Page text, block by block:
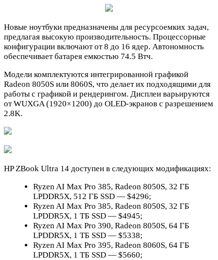
Новые ноутбуки предназначены для ресурсоемких задач,
предлагая высокую производительность. Процессорные
конфигурации включают от 8 до 16 ядер. Автономность
обеспечивает батарея емкостью 74.5 Втч.
Модели комплектуются интегрированной графикой
Radeon 8050S или 8060S, что делает их подходящими для
работы с графикой и рендерингом. Дисплеи варьируются
от WUXGA (1920×1200) до OLED-экранов с разрешением
2.8K.
HP ZBook Ultra 14 доступен в следующих модификациях:
Ryzen AI Max Pro 385, Radeon 8050S, 32 ГБ
LPDDR5X, 512 ГБ SSD — $4296;
Ryzen AI Max Pro 385, Radeon 8050S, 32 ГБ
LPDDR5X, 1 ТБ SSD — $4945;
Ryzen AI Max Pro 390, Radeon 8050S, 64 ГБ
LPDDR5X, 1 ТБ SSD — $5338;
Ryzen AI Max Pro 395, Radeon 8060S, 64 ГБ
LPDDR5X, 1 ТБ SSD — $5660;